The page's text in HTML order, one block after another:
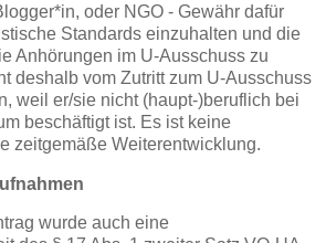
oder NGO - Gewähr dafür
Standards einzuhalten und die
Anhörungen im U-Ausschuss zu
deshalb vom Zutritt zum U-Ausschuss
weil er/sie nicht (haupt-)beruflich bei
beschäftigt ist. Es ist keine
zeitgemäße Weiterentwicklung.
wurde auch eine